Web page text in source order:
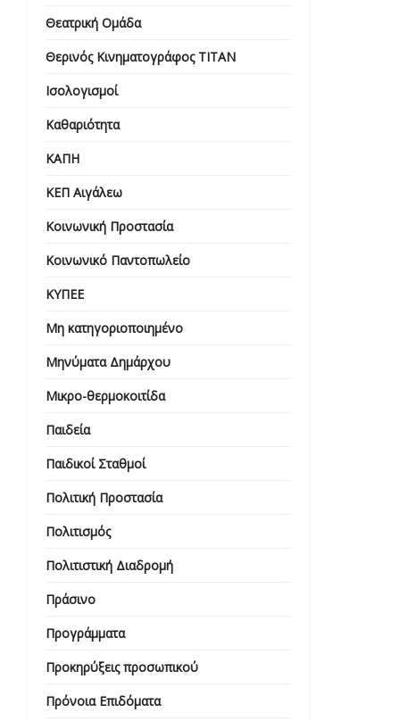
Θεατρική Ομάδα
Θερινός Κινηματογράφος ΤΙΤΑΝ
Ισολογισμοί
Καθαριότητα
ΚΑΠΗ
ΚΕΠ Αιγάλεω
Κοινωνική Προστασία
Κοινωνικό Παντοπωλείο
ΚΥΠΕΕ
Μη κατηγοριοποιημένο
Μηνύματα Δημάρχου
Μικρο-θερμοκοιτίδα
Παιδεία
Παιδικοί Σταθμοί
Πολιτική Προστασία
Πολιτισμός
Πολιτιστική Διαδρομή
Πράσινο
Προγράμματα
Προκηρύξεις προσωπικού
Πρόνοια Επιδόματα